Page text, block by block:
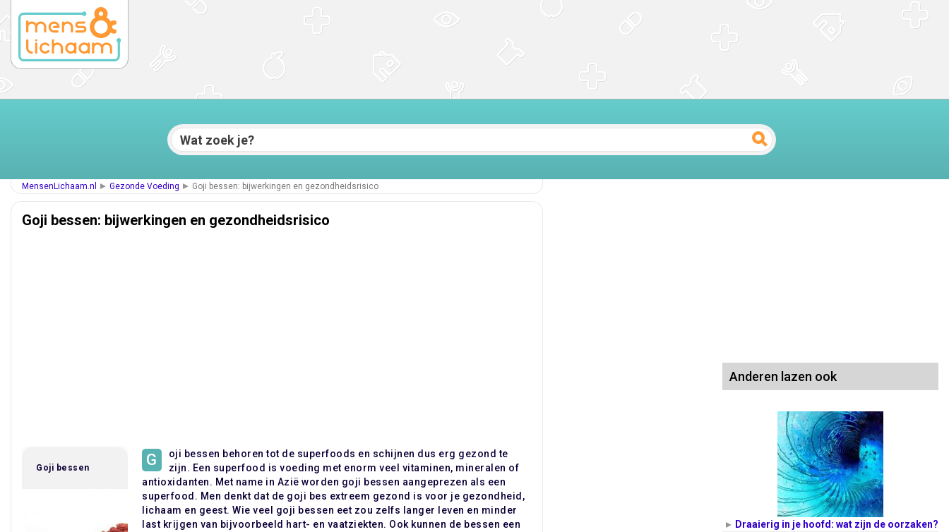
MensenLichaam.nl Gezonde Voeding Goji bessen: bijwerkingen en gezondheidsrisico
Goji bessen: bijwerkingen en gezondheidsrisico
Goji bessen G
oji bessen behoren tot de superfoods en schijnen dus erg gezond te
zijn. Een superfood is voeding met enorm veel vitaminen, mineralen of
antioxidanten. Met name in Azië worden goji bessen aangeprezen als een
superfood. Men denkt dat de goji bes extreem gezond is voor je gezondheid,
lichaam en geest. Wie veel goji bessen eet zou zelfs langer leven en minder
last krijgen van bijvoorbeeld hart- en vaatziekten. Ook kunnen de bessen een
Anderen lazen ook
Draaierig in je hoofd: wat zijn de oorzaken?